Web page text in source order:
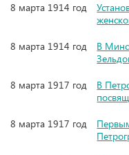
8 марта 1914 год
8 марта 1914 год
В
8 марта 1917 год
В
8 марта 1917 год